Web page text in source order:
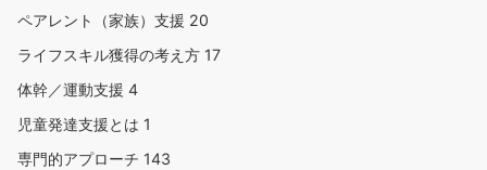
ペアレント（家族）支援 20
ライフスキル獲得の考え方 17
体幹／運動支援 4
児童発達支援とは 1
専門的アプローチ 143